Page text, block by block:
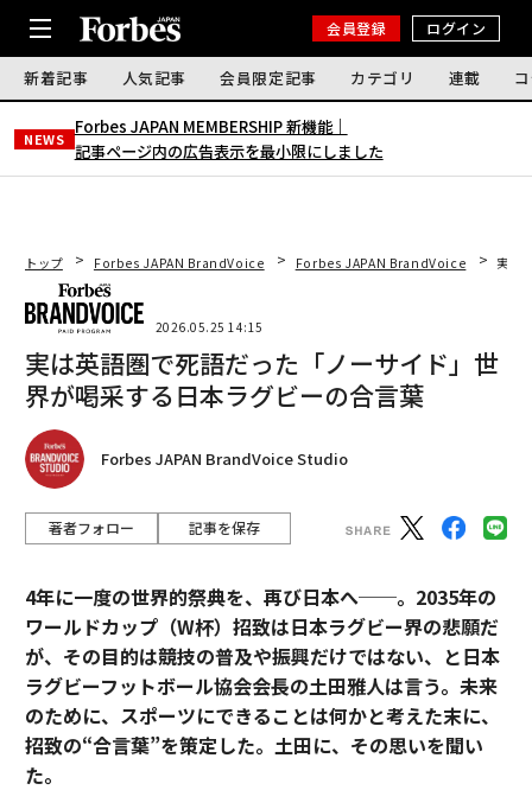
会員登録 ログイン
新着記事 人気記事 会員限定記事 カテゴリ 連載
NEWS
Forbes JAPAN MEMBERSHIP 新機能｜
記事ページ内の広告表示を最小限にしました
トップ Forbes JAPAN BrandVoice Forbes JAPAN BrandVoice 実は
2026.05.25 14:15
実は英語圏で死語だった「ノーサイド」世
界が喝采する日本ラグビーの合言葉
Forbes JAPAN BrandVoice Studio
著者フォロー 記事を保存
4年に一度の世界的祭典を、再び日本へ──。2035年の
ワールドカップ（W杯）招致は日本ラグビー界の悲願だ
が、その目的は競技の普及や振興だけではない、と日本
ラグビーフットボール協会会長の土田雅人は言う。 未来
のために、スポーツにできることは何かと考えた末に、
招致の“合言葉”を策定した。土田に、その思いを聞い
た。